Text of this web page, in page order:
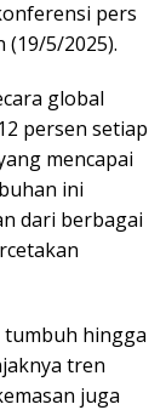
pers
(19/5/2025).
global
persen setiap
mencapai
ini
dari berbagai
hingga
tren
juga